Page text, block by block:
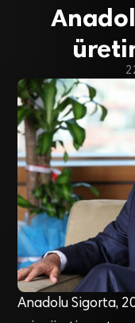
Anadolu Sigorta,